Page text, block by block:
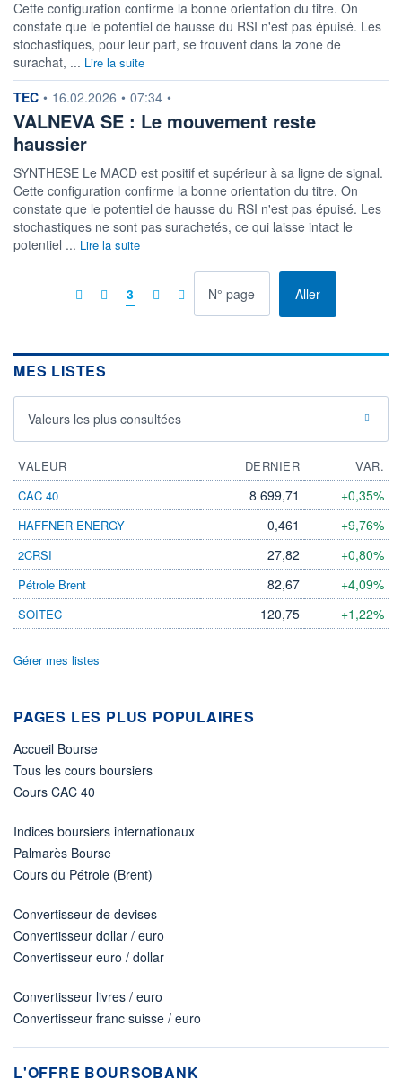
Cette configuration confirme la bonne orientation du titre. On
constate que le potentiel de hausse du RSI n'est pas épuisé. Les
stochastiques, pour leur part, se trouvent dans la zone de
surachat, ... Lire la suite
information fournie par
TEC • 16.02.2026 • 07:34 •
VALNEVA SE : Le mouvement reste
haussier
SYNTHESE Le MACD est positif et supérieur à sa ligne de signal.
Cette configuration confirme la bonne orientation du titre. On
constate que le potentiel de hausse du RSI n'est pas épuisé. Les
stochastiques ne sont pas surachetés, ce qui laisse intact le
potentiel ... Lire la suite
3 Allerà la page
MES LISTES
Valeurs les plus consultées
VALEUR DERNIER
VAR.
CAC 40
8 699,71 +0,35%
HAFFNER ENERGY 0,461 +9,76%
2CRSI 27,82 +0,80%
Pétrole Brent 82,67 +4,09%
SOITEC 120,75 +1,22%
Gérer mes listes
PAGES LES PLUS POPULAIRES
Accueil Bourse
Tous les cours boursiers
Cours CAC 40
Indices boursiers internationaux
Palmarès Bourse
Cours du Pétrole (Brent)
Convertisseur de devises
Convertisseur dollar / euro
Convertisseur euro / dollar
Convertisseur livres / euro
Convertisseur franc suisse / euro
L'OFFRE BOURSOBANK